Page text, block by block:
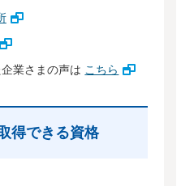
業さまの声は こちら
得できる資格